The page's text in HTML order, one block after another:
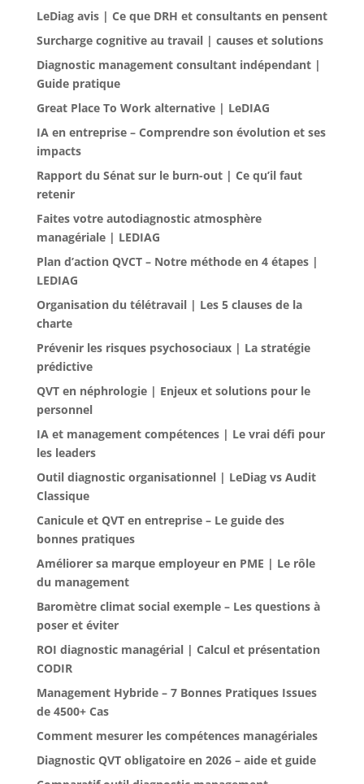
LeDiag avis | Ce que DRH et consultants en pensent
Surcharge cognitive au travail | causes et solutions
Diagnostic management consultant indépendant |
Guide pratique
Great Place To Work alternative | LeDIAG
IA en entreprise – Comprendre son évolution et ses
impacts
Rapport du Sénat sur le burn-out | Ce qu’il faut
retenir
Faites votre autodiagnostic atmosphère
managériale | LEDIAG
Plan d’action QVCT – Notre méthode en 4 étapes |
LEDIAG
Organisation du télétravail | Les 5 clauses de la
charte
Prévenir les risques psychosociaux | La stratégie
prédictive
QVT en néphrologie | Enjeux et solutions pour le
personnel
IA et management compétences | Le vrai défi pour
les leaders
Outil diagnostic organisationnel | LeDiag vs Audit
Classique
Canicule et QVT en entreprise – Le guide des
bonnes pratiques
Améliorer sa marque employeur en PME | Le rôle
du management
Baromètre climat social exemple – Les questions à
poser et éviter
ROI diagnostic managérial | Calcul et présentation
CODIR
Management Hybride – 7 Bonnes Pratiques Issues
de 4500+ Cas
Comment mesurer les compétences managériales
Diagnostic QVT obligatoire en 2026 – aide et guide